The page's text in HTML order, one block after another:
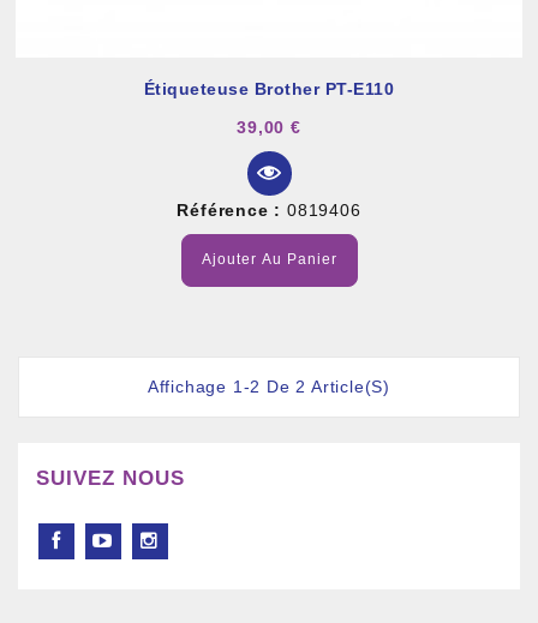
Étiqueteuse Brother PT-E110
39,00 €
Référence : 0819406
Ajouter Au Panier
Affichage 1-2 De 2 Article(s)
SUIVEZ NOUS